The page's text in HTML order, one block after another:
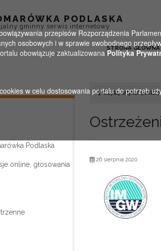
PODLASKA
gminny serwis internetowy
STRONA GŁÓWNA
Podlaska
online, głosowania
Czytaj artykuł (lektor)
26 sierpnia 2020
przepisów Rozporządzenia
osobowych i w sprawie swobodnego
obowiązuje zaktualizowana Polityka
w celu dostosowania portalu do potrzeb